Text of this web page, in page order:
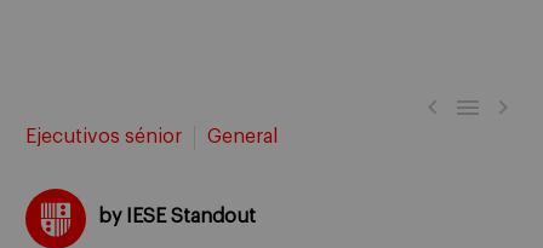
  
Ejecutivos sénior General
by IESE Standout